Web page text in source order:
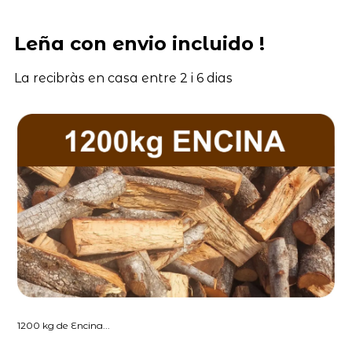
Leña con envio incluido !
La recibràs en casa entre 2 i 6 dias
1200 kg de Encina...